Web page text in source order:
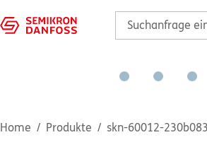
Home Produkte skn-60012-